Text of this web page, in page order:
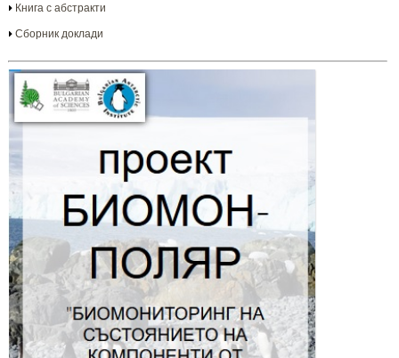
Книга с абстракти
Сборник доклади